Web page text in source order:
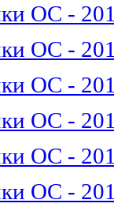
ОС -
ОС -
ОС -
ОС -
ОС -
ОС -